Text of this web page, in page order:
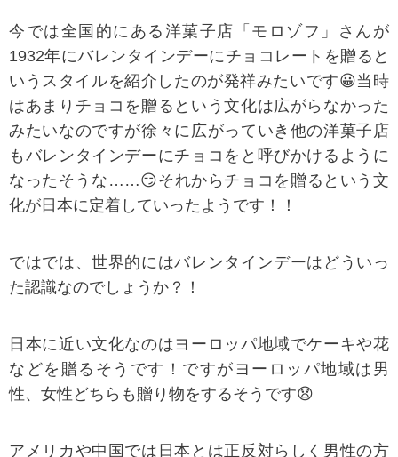
今では全国的にある洋菓子店「モロゾフ」さんが
1932年にバレンタインデーにチョコレートを贈ると
いうスタイルを紹介したのが発祥みたいです😀当時
はあまりチョコを贈るという文化は広がらなかった
みたいなのですが徐々に広がっていき他の洋菓子店
もバレンタインデーにチョコをと呼びかけるように
なったそうな……😏それからチョコを贈るという文
化が日本に定着していったようです！！
ではでは、世界的にはバレンタインデーはどういっ
た認識なのでしょうか？！
日本に近い文化なのはヨーロッパ地域でケーキや花
などを贈るそうです！ですがヨーロッパ地域は男
性、女性どちらも贈り物をするそうです😧
アメリカや中国では日本とは正反対らしく男性の方